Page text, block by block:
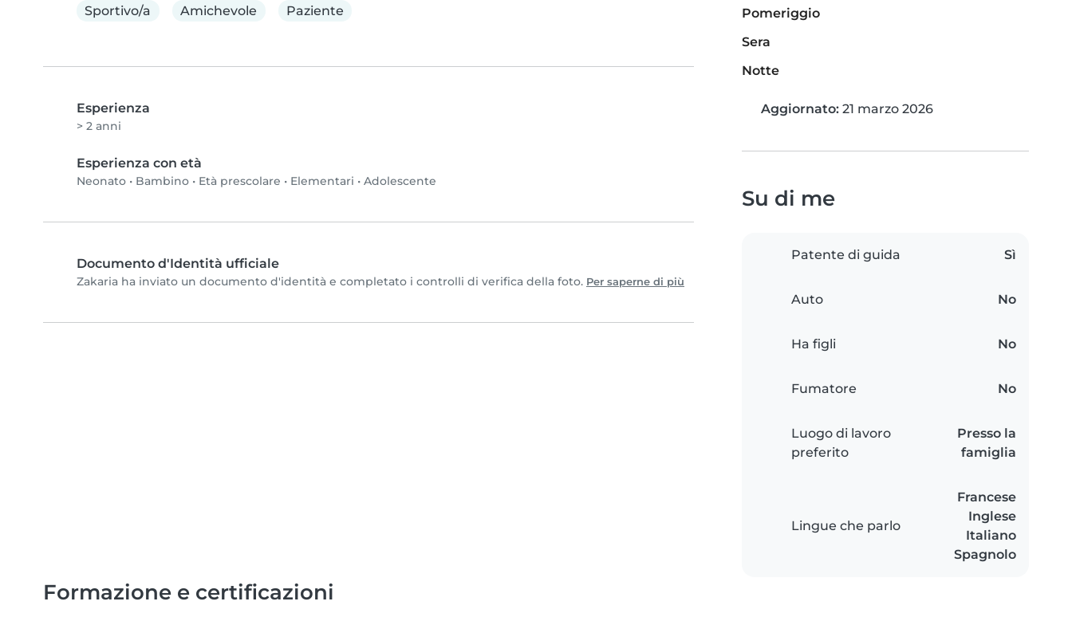
Sportivo/a
Amichevole Paziente
Esperienza
> 2 anni
Esperienza con età
Neonato • Bambino • Età prescolare • Elementari • Adolescente
Documento d'Identità ufficiale
Zakaria ha inviato un documento d'identità e completato i controlli di verifica della foto. Per saperne di più
Pomeriggio
Sera
Notte
Aggiornato: 21 marzo 2026
Su di me
Patente di guida Sì
Auto No
Ha figli No
Fumatore No
Luogo di lavoro
preferito
Presso la
famiglia
Lingue che parlo
Francese
Inglese
Italiano
Spagnolo
Formazione e certificazioni